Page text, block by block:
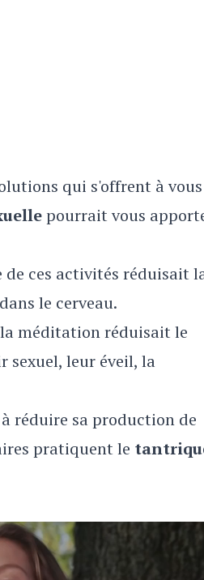
qui s'offrent à vous
pourrait vous
ces activités réduisait
le cerveau.
méditation réduisait le
sexuel, leur éveil, la
réduire sa production de
pratiquent le